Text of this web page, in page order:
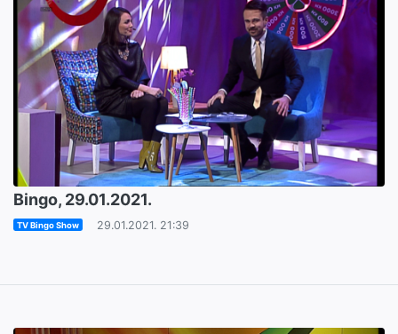
Bingo, 29.01.2021.
TV Bingo Show 29.01.2021. 21:39